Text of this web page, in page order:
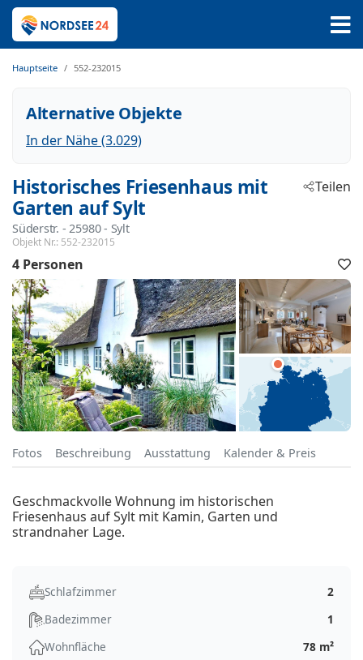
Hauptseite 552-232015
Alternative Objekte
In der Nähe (3.029)
Historisches Friesenhaus mit
Garten auf Sylt
Süderstr. - 25980 - Sylt
Objekt Nr.: 552-232015
Teilen
4 Personen
Fotos Beschreibung Ausstattung Kalender & Preis
Geschmackvolle Wohnung im historischen
Friesenhaus auf Sylt mit Kamin, Garten und
strandnaher Lage.
Schlafzimmer
2
Badezimmer
1
Wohnfläche
78 m²